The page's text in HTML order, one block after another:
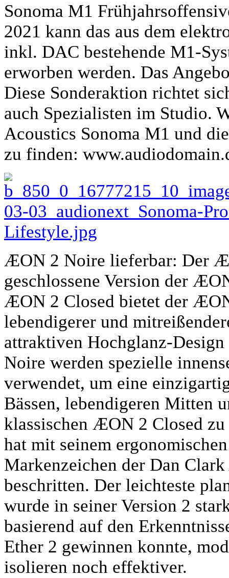
Sonoma M1
2021 kann das aus dem
inkl. DAC bestehende M1-
erworben werden. Das
Diese Sonderaktion richtet
auch Spezialisten im Studio.
Acoustics Sonoma M1 und
zu finden:
ÆON 2 Noire lieferbar: Der
geschlossene Version der
ÆON 2 Closed bietet der
lebendigerer und
attraktiven Hochglanz-
Noire werden spezielle
verwendet, um eine
Bässen, lebendigeren Mitten
klassischen ÆON 2 Closed
hat mit seinem
Markenzeichen der Dan
beschritten. Der leichteste
wurde in seiner Version 2
basierend auf den
Ether 2 gewinnen konnte,
isolieren noch effektiver.